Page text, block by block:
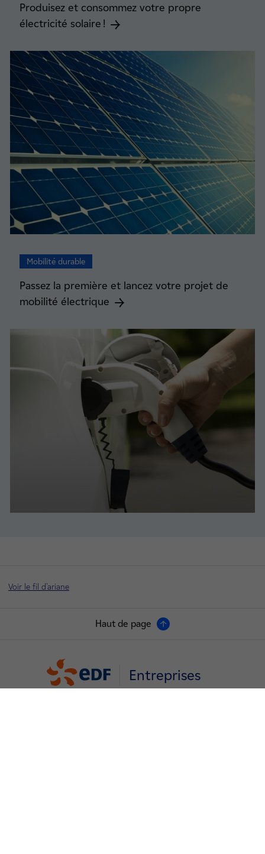
Produisez et consommez votre propre
électricité solaire !
Mobilité durable
Passez la première et lancez votre projet de
mobilité électrique
Voir le fil d'ariane
Haut de page
Entreprises